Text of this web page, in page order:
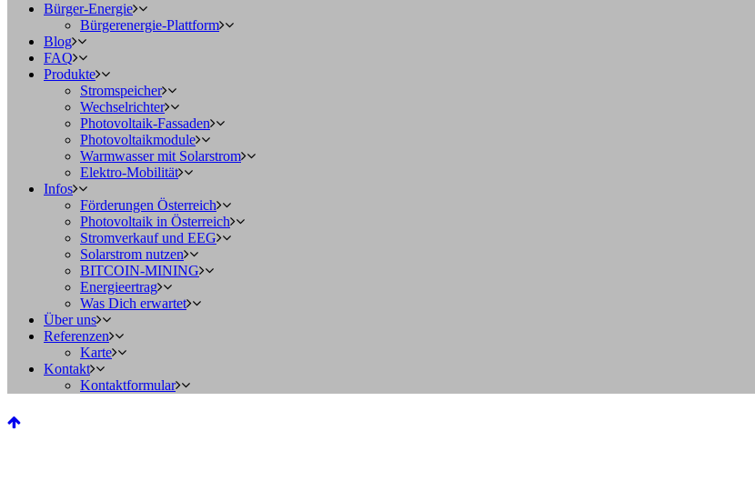
Bürger-Energie
Bürgerenergie-Plattform
Blog
FAQ
Produkte
Stromspeicher
Wechselrichter
Photovoltaik-Fassaden
Photovoltaikmodule
Warmwasser mit Solarstrom
Elektro-Mobilität
Infos
Förderungen Österreich
Photovoltaik in Österreich
Stromverkauf und EEG
Solarstrom nutzen
BITCOIN-MINING
Energieertrag
Was Dich erwartet
Über uns
Referenzen
Karte
Kontakt
Kontaktformular